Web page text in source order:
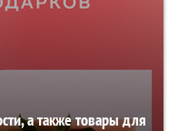
а также товары для